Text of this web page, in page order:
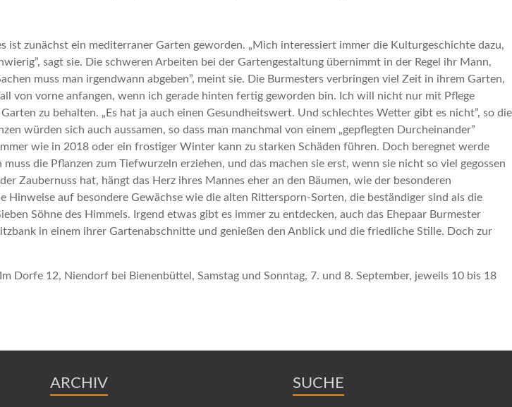
zunächst ein mediterraner Garten geworden. „Mich interessiert immer die Kulturgeschichte dazu,
sagt sie. Die schweren Arbeiten bei der Gartengestaltung übernimmt in der Regel ihr Mann,
muss man irgendwann abgeben”, meint sie. Die Burmesters verbringen viel Zeit in ihrem Garten,
von vorne anfangen, wenn ich gerade hinten fertig geworden bin. Ich will nicht nur mit Pflege
zu behalten. „Es hat ja auch einen Gesundheitswert. Und schlechtes Wetter gibt es nicht”, so die
würden sich auch aussamen, so dass man manchmal von einem „gepflegten Durcheinander”
wie in 2018 oder ein frostiger Winter kann zu starken Schäden führen. Doch beregnet werde
die Pflanzen zum Tiefwurzeln erziehen, und das machen sie erst, wenn sie nicht so viel gegossen
Zaubernuss hat, hängt das Herz ihres Mannes eher an den Bäumen, wie der besonderen
auf besondere Gewächse wie die alten Rittersporn-Sorten, die beständiger sind als die
Söhne des Himmels. Irgend etwas gibt es immer zu entdecken, auch das Ehepaar Burmester
in einem ihrer Gartenabschnitte und genießen den Anblick und die friedliche Stille. Doch zur
12, Niendorf bei Bienenbüttel, Samstag und Sonntag, 7. und 8. September, jeweils 10 bis 18
ARCHIV SUCHE